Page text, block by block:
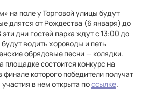
на поле у Торговой улицы будут
длятся от Рождества (6 января) до
дни гостей парка ждут с 13:00 до
водить хороводы и петь
обрядовые песни — колядки.
площадке состоится конкурс на
которого победители получат
в нем открыта поссылке.